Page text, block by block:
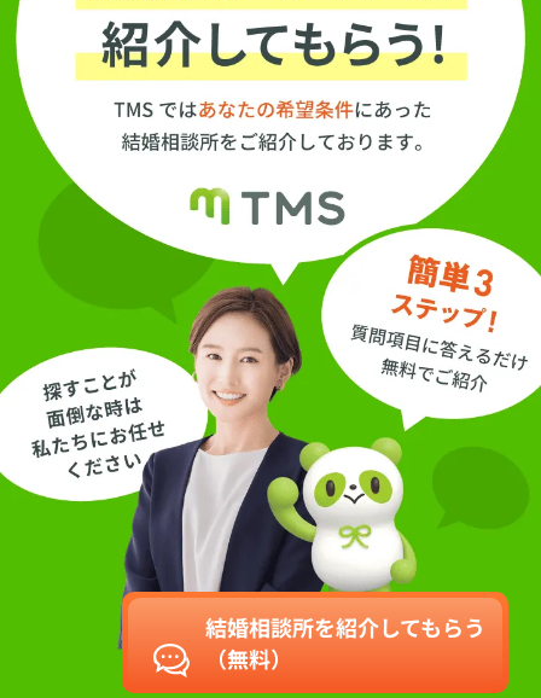
結婚相談所を紹介してもらう
（無料）